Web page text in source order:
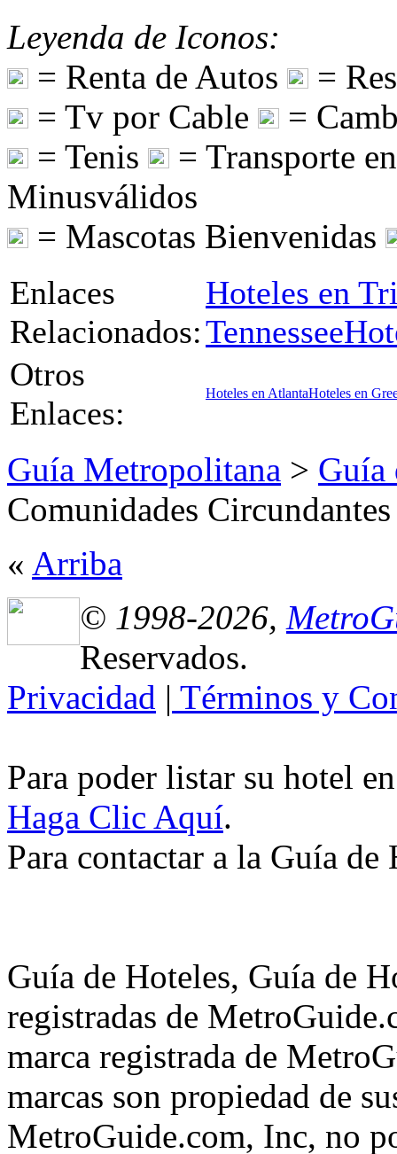
Leyenda de Iconos:
= Renta de Autos
=
= Tv por Cable
=
= Tenis
= Transporte
Minusválidos
= Mascotas Bienvenidas
Enlaces
Relacionados:
Hoteles en
Tennessee
Otros
Enlaces:
Hoteles en AtlantaHoteles en
Guía Metropolitana > Guía
Comunidades Circundantes
« Arriba
© 1998-2026,
Reservados.
Privacidad | Términos y
Para poder listar su hotel
Haga Clic Aquí.
Para contactar a la Guía
Guía de Hoteles, Guía de
registradas de
marca registrada de
marcas son propiedad de
MetroGuide.com, Inc, no